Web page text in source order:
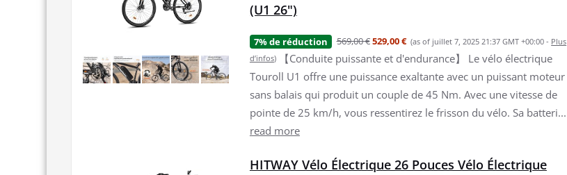
(U1 26")
7% de réduction 569,00 €529,00 € (as of juillet 7, 2025 21:37 GMT +00:00 - Plus
d’infos)
【Conduite puissante et d'endurance】 Le vélo électrique
Touroll U1 offre une puissance exaltante avec un puissant moteur
sans balais qui produit un couple de 45 Nm. Avec une vitesse de
pointe de 25 km/h, vous ressentirez le frisson du vélo. Sa batteri...
read more
HITWAY Vélo Électrique 26 Pouces Vélo Électrique